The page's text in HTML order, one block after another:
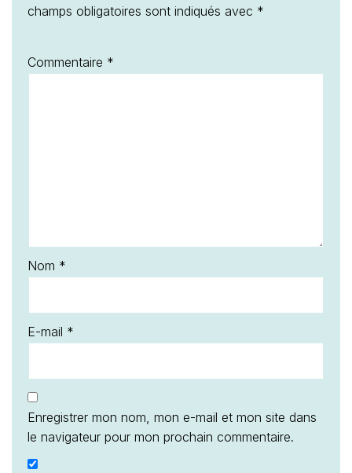
champs obligatoires sont indiqués avec *
Commentaire *
Nom *
E-mail *
Enregistrer mon nom, mon e-mail et mon site dans
le navigateur pour mon prochain commentaire.